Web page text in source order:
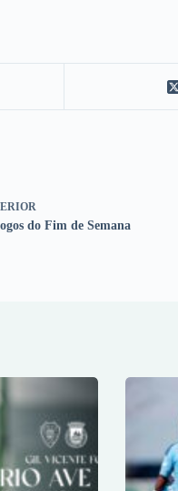
do Fim de Semana